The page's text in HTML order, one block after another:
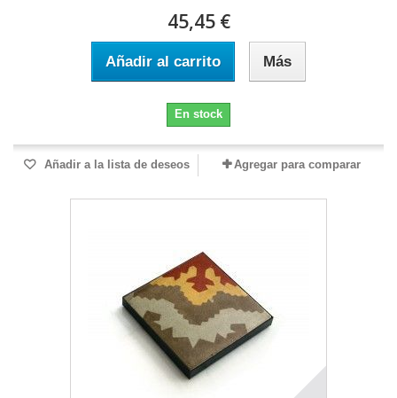
45,45 €
Añadir al carrito Más
En stock
Añadir a la lista de deseos Agregar para comparar